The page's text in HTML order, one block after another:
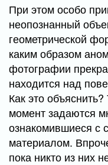
При этом особо
неопознанный
геометрической
каким образом
фотографии
находится над
Как это
момент задаются
ознакомившиеся с
материалом.
пока никто из них